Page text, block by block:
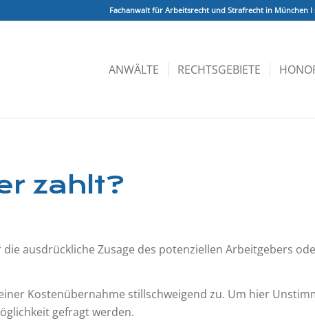
Fachanwalt für Arbeitsrecht und Strafrecht in München I
ANWÄLTE RECHTSGEBIETE
zahlt?
ausdrück­liche Zusage des potenziellen Arbeitgebers
Kostenübernahme stillschweigend zu. Um hier
gefragt werden.